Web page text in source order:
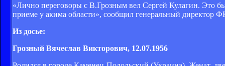
«Лично переговоры с В.Грозным вел Сергей Кулагин. Это
приеме у акима области», сообщил генеральный директор
Из досье:
Грозный Вячеслав Викторович, 12.07.1956